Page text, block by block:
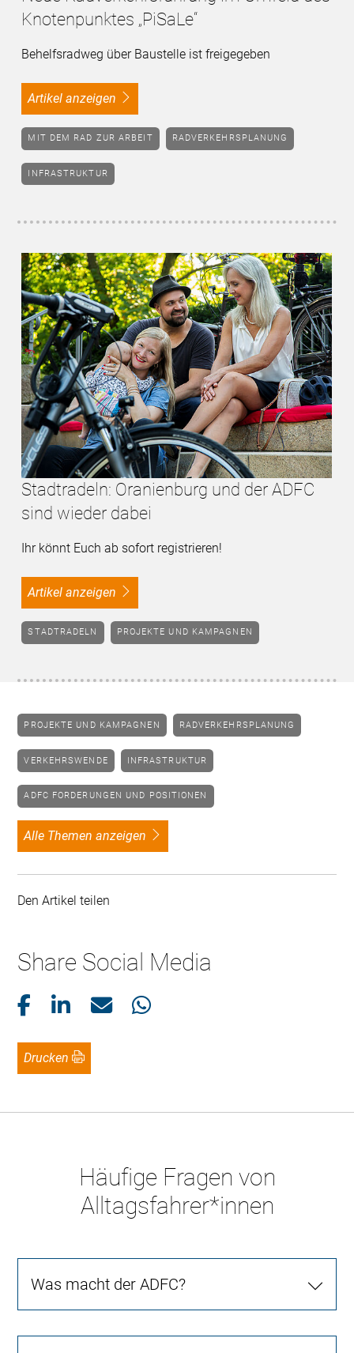
Knotenpunktes „PiSaLe“
Behelfsradweg über Baustelle ist freigegeben
Artikel anzeigen
MIT DEM RAD ZUR ARBEIT RADVERKEHRSPLANUNG
INFRASTRUKTUR
Stadtradeln: Oranienburg und der ADFC
sind wieder dabei
Ihr könnt Euch ab sofort registrieren!
Artikel anzeigen
STADTRADELN PROJEKTE UND KAMPAGNEN
PROJEKTE UND KAMPAGNEN RADVERKEHRSPLANUNG
VERKEHRSWENDE INFRASTRUKTUR
ADFC FORDERUNGEN UND POSITIONEN
alle Themen anzeigen
Den Artikel teilen
Share Social Media
Drucken
Häufige Fragen von
Alltagsfahrer*innen
Was macht der ADFC?